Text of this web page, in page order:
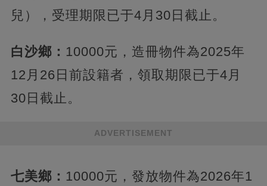
兒），受理期限已于4月30日截止。
白沙鄉： 10000元，造冊物件為2025年
12月26日前設籍者，領取期限已于4月
30日截止。
ADVERTISEMENT
七美鄉： 10000元，發放物件為2026年1